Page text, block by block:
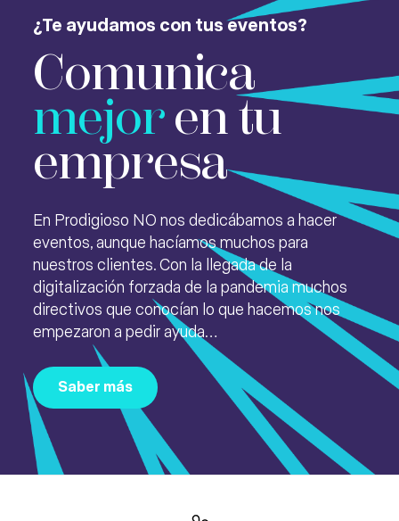
¿Te ayudamos con tus eventos?
Comunica
mejoren tu
empresa
En Prodigioso NO nos dedicábamos a hacer
eventos, aunque hacíamos muchos para
nuestros clientes. Con la llegada de la
digitalización forzada de la pandemia muchos
directivos que conocían lo que hacemos nos
empezaron a pedir ayuda…
Saber más